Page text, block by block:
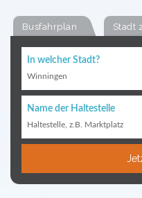
Busfahrplan Stadt
In welcher Stadt?
Winningen
Name der Haltestelle
Haltestelle, z.B. Marktplatz